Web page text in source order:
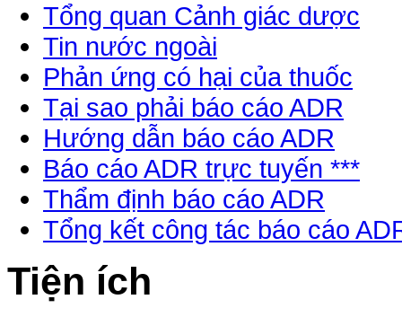
Tổng quan Cảnh giác dược
Tin nước ngoài
Phản ứng có hại của thuốc
Tại sao phải báo cáo ADR
Hướng dẫn báo cáo ADR
Báo cáo ADR trực tuyến ***
Thẩm định báo cáo ADR
Tổng kết công tác báo cáo
Tiện ích